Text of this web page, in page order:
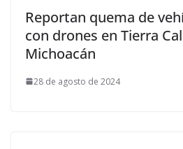
Reportan quema de
con drones en Tierra
Michoacán
28 de agosto de 2024